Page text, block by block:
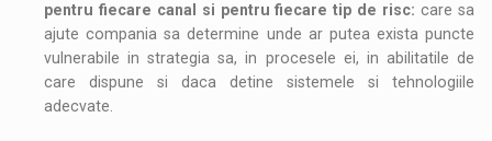
pentru fiecare canal si pentru fiecare tip de risc: care sa
ajute compania sa determine unde ar putea exista puncte
vulnerabile in strategia sa, in procesele ei, in abilitatile de
care dispune si daca detine sistemele si tehnologiile
adecvate.